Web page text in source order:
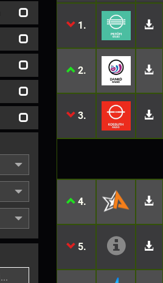
1.
2.
3.
4.
5.